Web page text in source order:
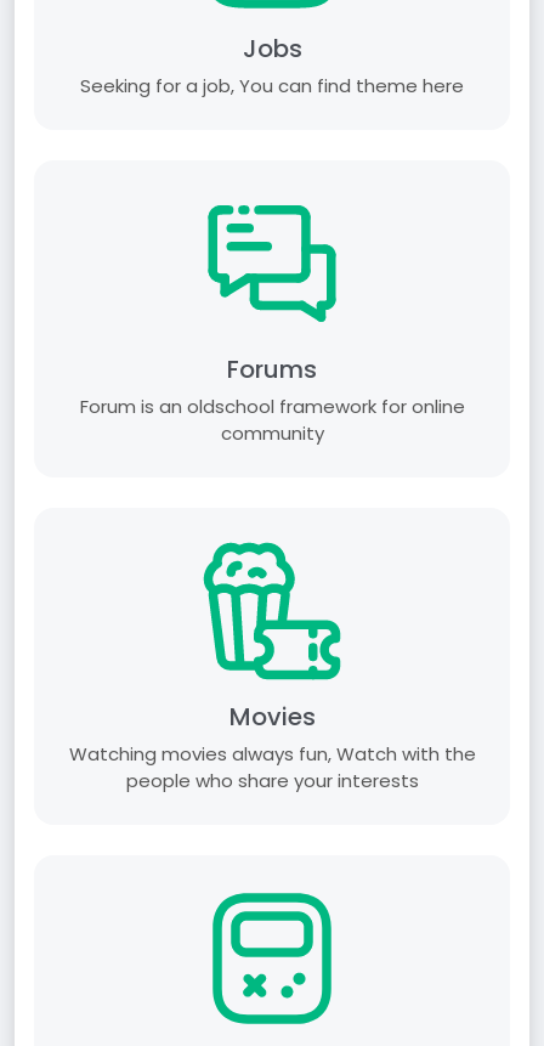
Jobs
Seeking for a job, You can find theme here
Forums
Forum is an old­school framework for online
community
Movies
Watching movies always fun, Watch with the
people who share your interests